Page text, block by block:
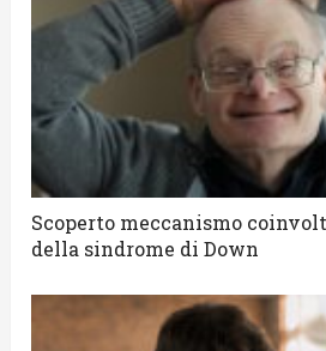
Scoperto meccanismo
della sindrome di Down